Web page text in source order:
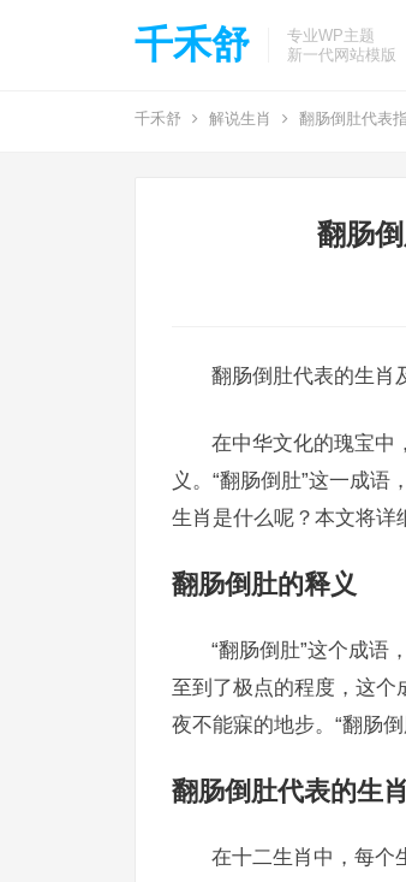
千禾舒
专业WP主题
新一代网站模版
千禾舒 解说生肖 翻肠倒肚代表
翻肠
翻肠倒肚代表的生肖
在中华文化的瑰宝中
义。“翻肠倒肚”这一成
生肖是什么呢？本文将详
翻肠倒肚的释义
“翻肠倒肚”这个成语
至到了极点的程度，这个
夜不能寐的地步。“翻肠
翻肠倒肚代表的生肖
在十二生肖中，每个